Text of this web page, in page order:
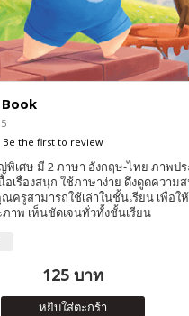
Be the first to review
เศษ มี 2 ภาษา อังกฤษ-ไทย ภาพป
อเรื่องสนุก ใช้ภาษาง่าย ดึงดูดความ
ณครูสามารถใช้เล่าในชั้นเรียน เพื่อใ
ภาพ เห็นชัดเจนทั่วทั้งชั้นเรียน
125 บาท
หยิบใส่ตะกร้า